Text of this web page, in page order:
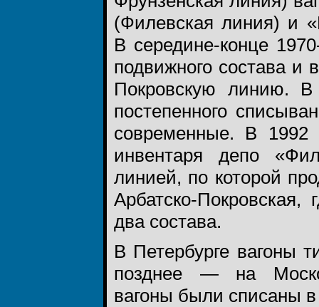
(Филевская линия) и
В середине-конце
подвижного состава и
Покровскую линию. В
постепенного
современные. В
инвентаря депо
линией, по которой
Арбатско-
два состава.
В Петербурге вагоны
позднее — на
вагоны были списаны в